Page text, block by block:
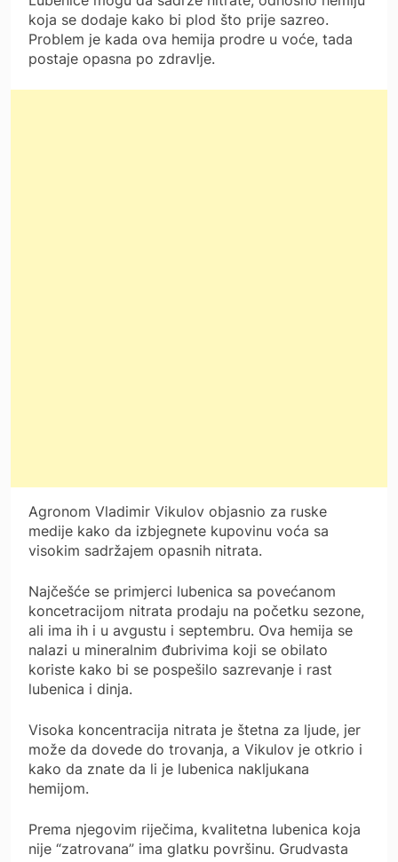
koja se dodaje kako bi plod što prije sazreo.
Problem je kada ova hemija prodre u voće, tada
postaje opasna po zdravlje.
Agronom Vladimir Vikulov objasnio za ruske
medije kako da izbjegnete kupovinu voća sa
visokim sadržajem opasnih nitrata.
Najčešće se primjerci lubenica sa povećanom
koncetracijom nitrata prodaju na početku sezone,
ali ima ih i u avgustu i septembru. Ova hemija se
nalazi u mineralnim đubrivima koji se obilato
koriste kako bi se pospešilo sazrevanje i rast
lubenica i dinja.
Visoka koncentracija nitrata je štetna za ljude, jer
može da dovede do trovanja, a Vikulov je otkrio i
kako da znate da li je lubenica nakljukana
hemijom.
Prema njegovim riječima, kvalitetna lubenica koja
nije “zatrovana” ima glatku površinu. Grudvasta